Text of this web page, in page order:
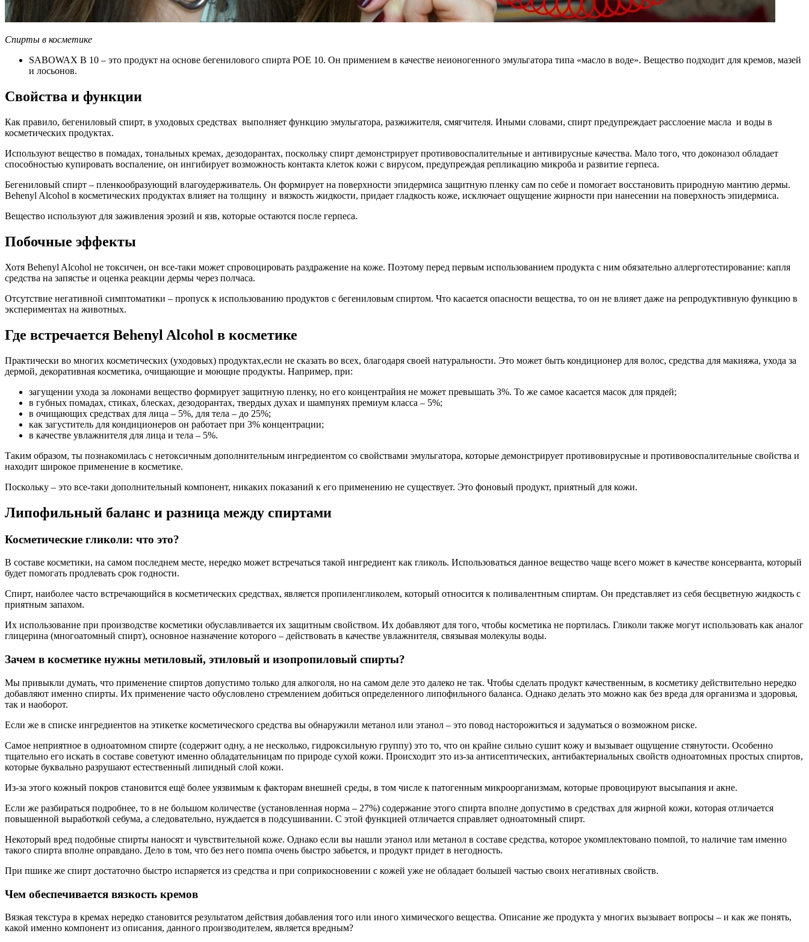
Спирты в косметике
SABOWAX B 10 – это продукт на основе бегенилового спирта POE 10. Он примением в качестве неионогенного эмульгатора типа «масло в воде». Вещество подходит для кремов, мазей
и лосьонов.
Свойства и функции
Как правило, бегениловый спирт, в уходовых средствах выполняет функцию эмульгатора, разжижителя, смягчителя. Иными словами, спирт предупреждает расслоение масла и воды в
косметических продуктах.
Используют вещество в помадах, тональных кремах, дезодорантах, поскольку спирт демонстрирует противовоспалительные и антивирусные качества. Мало того, что доконазол обладает
способностью купировать воспаление, он ингибирует возможность контакта клеток кожи с вирусом, предупреждая репликацию микроба и развитие герпеса.
Бегениловый спирт – пленкообразующий влагоудерживатель. Он формирует на поверхности эпидермиса защитную пленку сам по себе и помогает восстановить природную мантию дермы.
Behenyl Alcohol в косметических продуктах влияет на толщину и вязкость жидкости, придает гладкость коже, исключает ощущение жирности при нанесении на поверхность эпидермиса.
Вещество используют для заживления эрозий и язв, которые остаются после герпеса.
Побочные эффекты
Хотя Behenyl Alcohol не токсичен, он все-таки может спровоцировать раздражение на коже. Поэтому перед первым использованием продукта с ним обязательно аллерготестирование: капля
средства на запястье и оценка реакции дермы через полчаса.
Отсутствие негативной симптоматики – пропуск к использованию продуктов с бегениловым спиртом. Что касается опасности вещества, то он не влияет даже на репродуктивную функцию в
экспериментах на животных.
Где встречается Behenyl Alcohol в косметике
Практически во многих косметических (уходовых) продуктах,если не сказать во всех, благодаря своей натуральности. Это может быть кондиционер для волос, средства для макияжа, ухода за
дермой, декоративная косметика, очищающие и моющие продукты. Например, при:
загущении ухода за локонами вещество формирует защитную пленку, но его концентрайия не может превышать 3%. То же самое касается масок для прядей;
в губных помадах, стиках, блесках, дезодорантах, твердых духах и шампунях премиум класса – 5%;
в очищающих средствах для лица – 5%, для тела – до 25%;
как загуститель для кондиционеров он работает при 3% концентрации;
в качестве увлажнителя для лица и тела – 5%.
Таким образом, ты познакомилась с нетоксичным дополнительным ингредиентом со свойствами эмульгатора, которые демонстрирует противовирусные и противовоспалительные свойства и
находит широкое применение в косметике.
Поскольку – это все-таки дополнительный компонент, никаких показаний к его применению не существует. Это фоновый продукт, приятный для кожи.
Липофильный баланс и разница между спиртами
Косметические гликоли: что это?
В cоставе косметики, на самом последнем месте, нередко может встречаться такой ингредиент как гликоль. Использоваться данное вещество чаще всего может в качестве консерванта, который
будет помогать продлевать срок годности.
Спирт, наиболее часто встречающийся в косметических средствах, является пропиленгликолем, который относится к поливалентным спиртам. Он представляет из себя бесцветную жидкость с
приятным запахом.
Их использование при производстве косметики обуславливается их защитным свойством. Их добавляют для того, чтобы косметика не портилась. Гликоли также могут использовать как аналог
глицерина (многоатомный спирт), основное назначение которого – действовать в качестве увлажнителя, связывая молекулы воды.
Зачем в косметике нужны метиловый, этиловый и изопропиловый спирты?
Мы привыкли думать, что применение спиртов допустимо только для алкоголя, но на самом деле это далеко не так. Чтобы сделать продукт качественным, в косметику действительно нередко
добавляют именно спирты. Их применение часто обусловлено стремлением добиться определенного липофильного баланса. Однако делать это можно как без вреда для организма и здоровья,
так и наоборот.
Если же в списке ингредиентов на этикетке косметического средства вы обнаружили метанол или этанол – это повод насторожиться и задуматься о возможном риске.
Самое неприятное в одноатомном спирте (содержит одну, а не несколько, гидроксильную группу) это то, что он крайне сильно сушит кожу и вызывает ощущение стянутости. Особенно
тщательно его искать в составе советуют именно обладательницам по природе сухой кожи. Происходит это из-за антисептических, антибактериальных свойств одноатомных простых спиртов,
которые буквально разрушают естественный липидный слой кожи.
Из-за этого кожный покров становится ещё более уязвимым к факторам внешней среды, в том числе к патогенным микроорганизмам, которые провоцируют высыпания и акне.
Если же разбираться подробнее, то в не большом количестве (установленная норма – 27%) содержание этого спирта вполне допустимо в средствах для жирной кожи, которая отличается
повышенной выработкой себума, а следовательно, нуждается в подсушивании. С этой функцией отличается справляет одноатомный спирт.
Некоторый вред подобные спирты наносят и чувствительной коже. Однако если вы нашли этанол или метанол в составе средства, которое укомплектовано помпой, то наличие там именно
такого спирта вполне оправдано. Дело в том, что без него помпа очень быстро забьется, и продукт придет в негодность.
При пшике же спирт достаточно быстро испаряется из средства и при соприкосновении с кожей уже не обладает большей частью своих негативных свойств.
Чем обеспечивается вязкость кремов
Вязкая текстура в кремах нередко становится результатом действия добавления того или иного химического вещества. Описание же продукта у многих вызывает вопросы – и как же понять,
какой именно компонент из описания, данного производителем, является вредным?